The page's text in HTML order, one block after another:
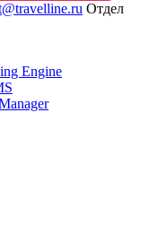
Отдел
Engine